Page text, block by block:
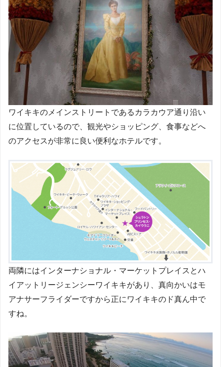
ワイキキのメインストリートであるカラカウア通り沿い
に位置しているので、観光やショッピング、食事などへ
のアクセスが非常に良い便利なホテルです。
両隣にはインターナショナル・マーケットプレイスとハ
イアットリージェンシーワイキキがあり、真向かいはモ
アナサーフライダーですから正にワイキキのド真ん中で
すね。